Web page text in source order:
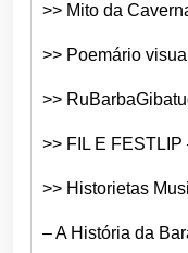
>> Mito da
>> Poemário
>>
>> FIL E
>> Historietas
– A História da